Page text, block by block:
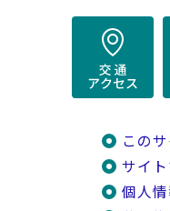
この
サイ
個人